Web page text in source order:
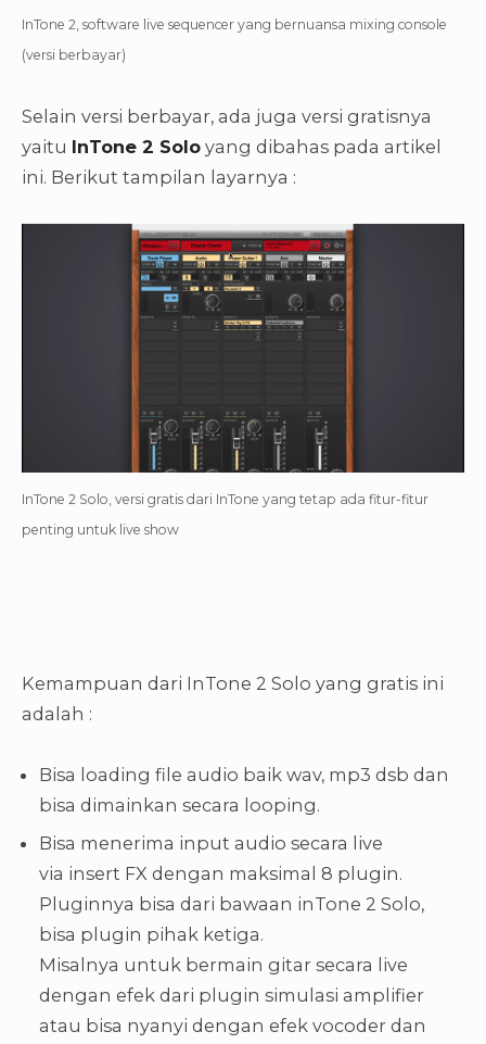
InTone 2, software live sequencer yang bernuansa mixing console
(versi berbayar)
Selain versi berbayar, ada juga versi gratisnya
yaitu InTone 2 Solo yang dibahas pada artikel
ini. Berikut tampilan layarnya :
InTone 2 Solo, versi gratis dari InTone yang tetap ada fitur-fitur
penting untuk live show
Kemampuan dari InTone 2 Solo yang gratis ini
adalah :
Bisa loading file audio baik wav, mp3 dsb dan
bisa dimainkan secara looping.
Bisa menerima input audio secara live
via insert FX dengan maksimal 8 plugin.
Pluginnya bisa dari bawaan inTone 2 Solo,
bisa plugin pihak ketiga.
Misalnya untuk bermain gitar secara live
dengan efek dari plugin simulasi amplifier
atau bisa nyanyi dengan efek vocoder dan